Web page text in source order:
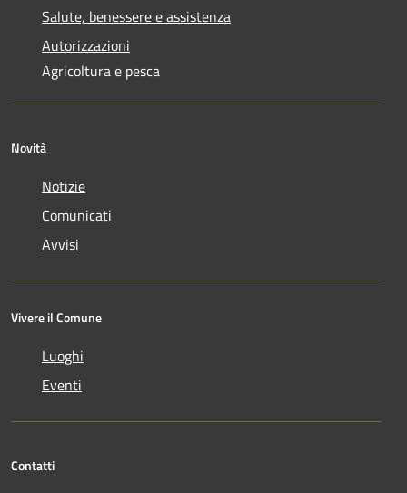
Salute, benessere e assistenza
Autorizzazioni
Agricoltura e pesca
Novità
Notizie
Comunicati
Avvisi
Vivere il Comune
Luoghi
Eventi
Contatti